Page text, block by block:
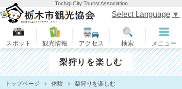
Tochigi City Tourist Association
栃木市観光協会
スポット 観光情報 アクセス 検索 メニュー
Select Language ▼
梨狩りを楽しむ
トップページ 体験 梨狩りを楽しむ